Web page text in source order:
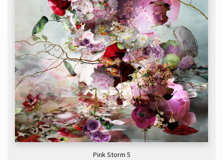
Pink Storm 5